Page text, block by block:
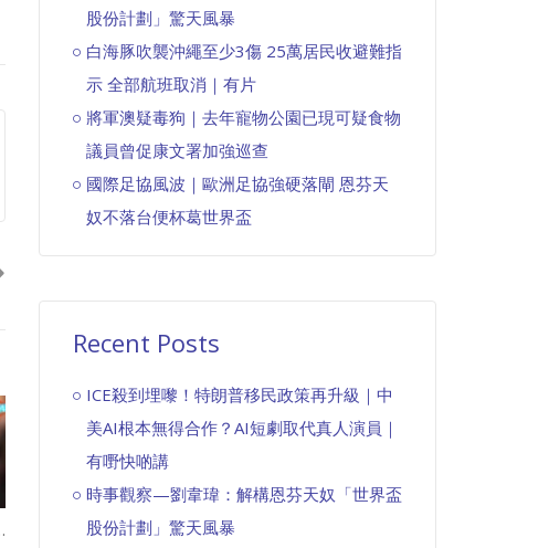
損形象
股份計劃」驚天風暴
白海豚吹襲沖繩至少3傷 25萬居民收避難指
示 全部航班取消｜有片
將軍澳疑毒狗｜去年寵物公園已現可疑食物
議員曾促康文署加強巡查
國際足協風波｜歐洲足協強硬落閘 恩芬天
奴不落台便杯葛世界盃
Recent Posts
ICE殺到埋嚟！特朗普移民政策再升級｜中
美AI根本無得合作？AI短劇取代真人演員｜
有嘢快啲講
時事觀察—劉韋瑋：解構恩芬天奴「世界盃
股份計劃」驚天風暴